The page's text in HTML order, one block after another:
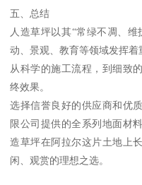
五、总结
人造草坪以其“常绿不凋、
动、景观、教育等领域发挥着
从科学的施工流程，到细致
终效果。
选择信誉良好的供应商和优
限公司提供的全系列地面材
造草坪在阿拉尔这片土地上
闲、观赏的理想之选。